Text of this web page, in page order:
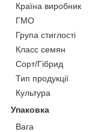
Країна виробник
ГМО
Група стиглості
Класс семян
Сорт/Гібрид
Тип продукції
Культура
Упаковка
Вага